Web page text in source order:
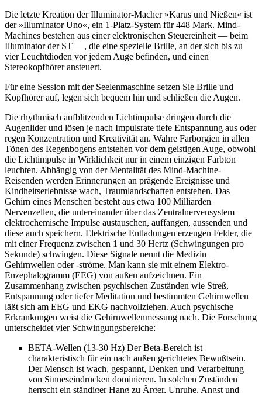
Die letzte Kreation der Illuminator-Macher »Karus und Nießen« ist
der »Illuminator Uno«, ein 1-Platz-System für 448 Mark. Mind-
Machines bestehen aus einer elektronischen Steuereinheit — beim
Illuminator der ST —, die eine spezielle Brille, an der sich bis zu
vier Leuchtdioden vor jedem Auge befinden, und einen
Stereokopfhörer ansteuert.
Für eine Session mit der Seelenmaschine setzen Sie Brille und
Kopfhörer auf, legen sich bequem hin und schließen die Augen.
Die rhythmisch aufblitzenden Lichtimpulse dringen durch die
Augenlider und lösen je nach Impulsrate tiefe Entspannung aus oder
regen Konzentration und Kreativität an. Wahre Farborgien in allen
Tönen des Regenbogens entstehen vor dem geistigen Auge, obwohl
die Lichtimpulse in Wirklichkeit nur in einem einzigen Farbton
leuchten. Abhängig von der Mentalität des Mind-Machine-
Reisenden werden Erinnerungen an prägende Ereignisse und
Kindheitserlebnisse wach, Traumlandschaften entstehen. Das
Gehirn eines Menschen besteht aus etwa 100 Milliarden
Nervenzellen, die untereinander über das Zentralnervensystem
elektrochemische Impulse austauschen, auffangen, aussenden und
diese auch speichern. Elektrische Entladungen erzeugen Felder, die
mit einer Frequenz zwischen 1 und 30 Hertz (Schwingungen pro
Sekunde) schwingen. Diese Signale nennt die Medizin
Gehirnwellen oder -ströme. Man kann sie mit einem Elektro-
Enzephalogramm (EEG) von außen aufzeichnen. Ein
Zusammenhang zwischen psychischen Zuständen wie Streß,
Entspannung oder tiefer Meditation und bestimmten Gehirnwellen
läßt sich am EEG und EKG nachvollziehen. Auch psychische
Erkrankungen weist die Gehirnwellenmessung nach. Die Forschung
unterscheidet vier Schwingungsbereiche:
BETA-Wellen (13-30 Hz) Der Beta-Bereich ist
charakteristisch für ein nach außen gerichtetes Bewußtsein.
Der Mensch ist wach, gespannt, Denken und Verarbeitung
von Sinneseindrücken dominieren. In solchen Zuständen
herrscht ein ständiger Hang zu Ärger, Unruhe, Angst und